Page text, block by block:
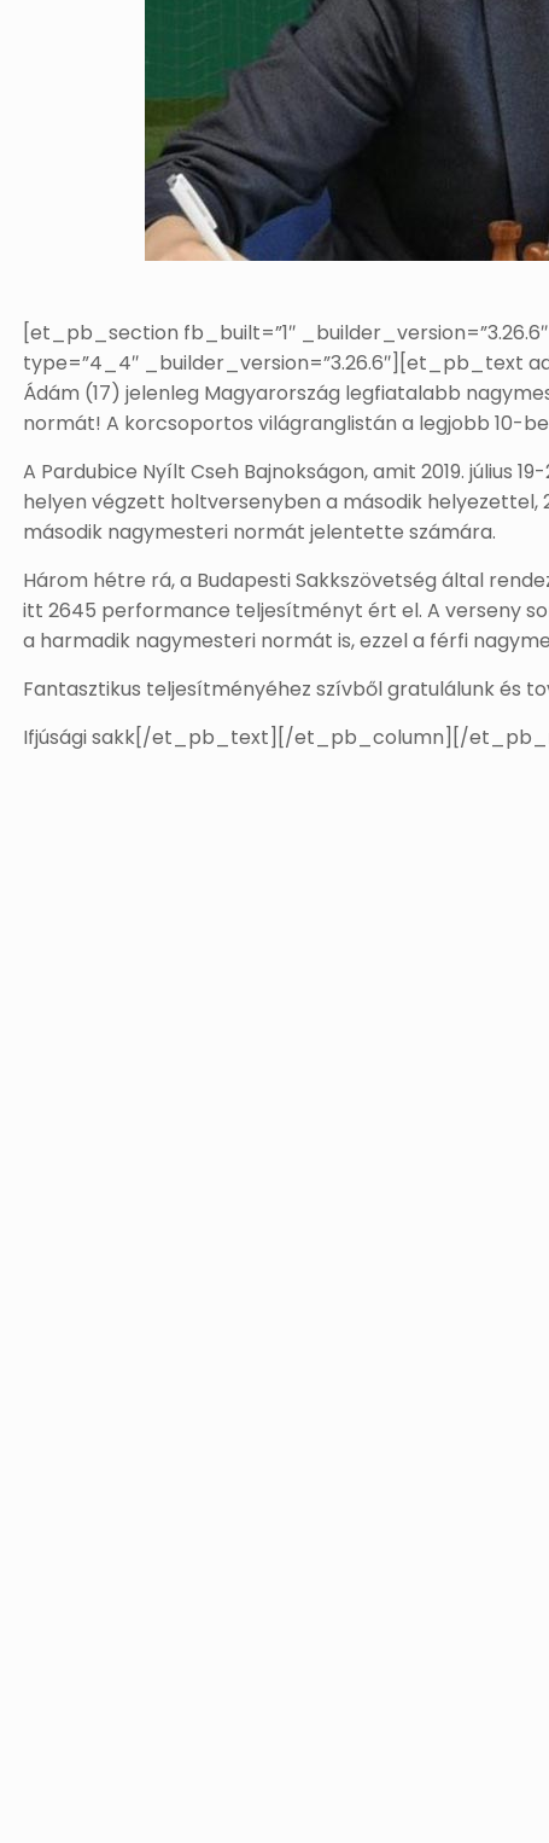
[et_pb_section fb_built=”1″
type=”4_4″ _builder_version=”3.26.6″][et_pb_text
Ádám (17) jelenleg Magyarország legfiatalabb
normát! A korcsoportos világranglistán a legjobb 10-
A Pardubice Nyílt Cseh Bajnokságon, amit 2019. július
helyen végzett holtversenyben a második
második nagymesteri normát jelentette számára.
Három hétre rá, a Budapesti Sakkszövetség által
itt 2645 performance teljesítményt ért el. A verseny
a harmadik nagymesteri normát is, ezzel a férfi
Fantasztikus teljesítményéhez szívből gratulálunk és
Ifjúsági sakk[/et_pb_text][/et_pb_column][/